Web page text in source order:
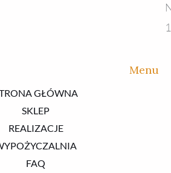
Menu
GŁÓWNA
SKLEP
REALIZACJE
FAQ